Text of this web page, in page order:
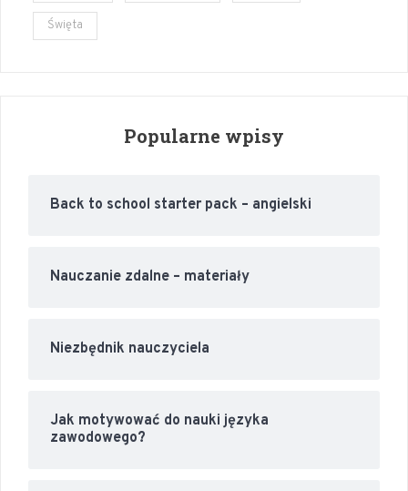
Święta
Popularne wpisy
Back to school starter pack – angielski
Nauczanie zdalne – materiały
Niezbędnik nauczyciela
Jak motywować do nauki języka
zawodowego?